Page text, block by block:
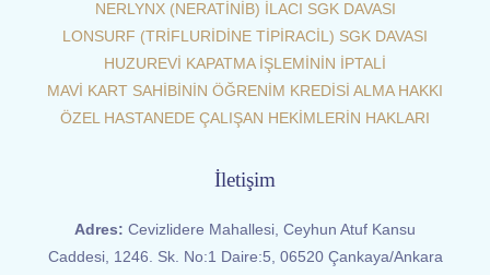
NERLYNX (NERATİNİB) İLACI SGK DAVASI
LONSURF (TRİFLURİDİNE TİPİRACİL) SGK DAVASI
HUZUREVİ KAPATMA İŞLEMİNİN İPTALİ
MAVİ KART SAHİBİNİN ÖĞRENİM KREDİSİ ALMA HAKKI
ÖZEL HASTANEDE ÇALIŞAN HEKİMLERİN HAKLARI
İletişim
Adres: Cevizlidere Mahallesi, Ceyhun Atuf Kansu
Caddesi, 1246. Sk. No:1 Daire:5, 06520 Çankaya/Ankara